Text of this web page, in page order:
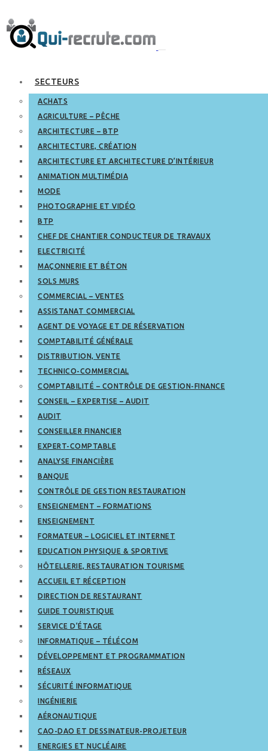
SECTEURS
ACHATS
AGRICULTURE – PÊCHE
ARCHITECTURE – BTP
ARCHITECTURE, CRÉATION
ARCHITECTURE ET ARCHITECTURE D’INTÉRIEUR
ANIMATION MULTIMÉDIA
MODE
PHOTOGRAPHIE ET VIDÉO
BTP
CHEF DE CHANTIER CONDUCTEUR DE TRAVAUX
ELECTRICITÉ
MAÇONNERIE ET BÉTON
SOLS MURS
COMMERCIAL – VENTES
ASSISTANAT COMMERCIAL
AGENT DE VOYAGE ET DE RÉSERVATION
COMPTABILITÉ GÉNÉRALE
DISTRIBUTION, VENTE
TECHNICO-COMMERCIAL
COMPTABILITÉ – CONTRÔLE DE GESTION-FINANCE
CONSEIL – EXPERTISE – AUDIT
AUDIT
CONSEILLER FINANCIER
EXPERT-COMPTABLE
ANALYSE FINANCIÈRE
BANQUE
CONTRÔLE DE GESTION RESTAURATION
ENSEIGNEMENT – FORMATIONS
ENSEIGNEMENT
FORMATEUR – LOGICIEL ET INTERNET
EDUCATION PHYSIQUE & SPORTIVE
HÔTELLERIE, RESTAURATION TOURISME
ACCUEIL ET RÉCEPTION
DIRECTION DE RESTAURANT
GUIDE TOURISTIQUE
SERVICE D’ÉTAGE
INFORMATIQUE – TÉLÉCOM
DÉVELOPPEMENT ET PROGRAMMATION
RÉSEAUX
SÉCURITÉ INFORMATIQUE
INGÉNIERIE
AÉRONAUTIQUE
CAO-DAO ET DESSINATEUR-PROJETEUR
ENERGIES ET NUCLÉAIRE